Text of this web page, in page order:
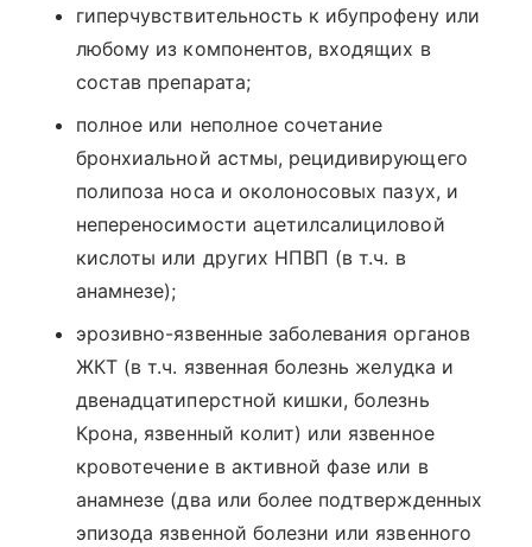
гиперчувствительность к ибупрофену или
любому из компонентов, входящих в
состав препарата;
полное или неполное сочетание
бронхиальной астмы, рецидивирующего
полипоза носа и околоносовых пазух, и
непереносимости ацетилсалициловой
кислоты или других НПВП (в т.ч. в
анамнезе);
эрозивно-язвенные заболевания органов
ЖКТ (в т.ч. язвенная болезнь желудка и
двенадцатиперстной кишки, болезнь
Крона, язвенный колит) или язвенное
кровотечение в активной фазе или в
анамнезе (два или более подтвержденных
эпизода язвенной болезни или язвенного